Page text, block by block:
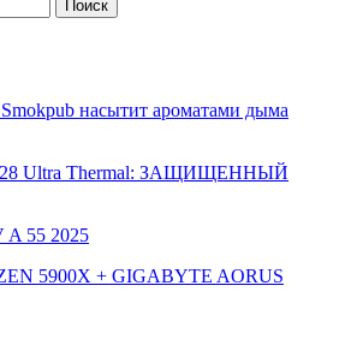
насытит ароматами дыма
28 Ultra Thermal: ЗАЩИЩЕННЫЙ
A 55 2025
5900X + GIGABYTE AORUS